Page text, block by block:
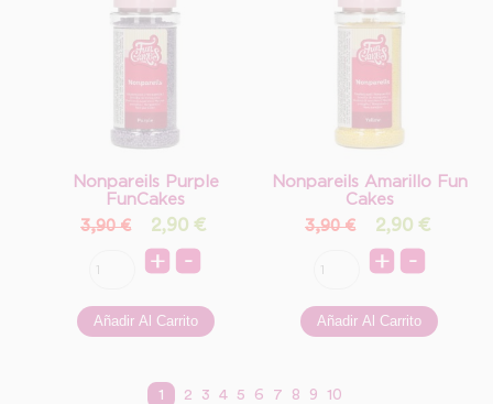
Nonpareils Purple
FunCakes
3,90 € 2,90 €
Nonpareils Amarillo Fun
Cakes
3,90 € 2,90 €
1 2 3 4 5 6 7 8 9 10